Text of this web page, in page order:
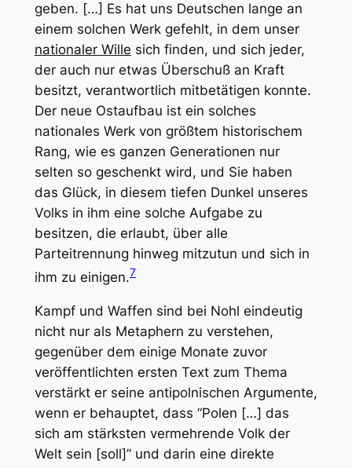
geben. […] Es hat uns Deutschen lange an
einem solchen Werk gefehlt, in dem unser
nationaler Wille sich finden, und sich jeder,
der auch nur etwas Überschuß an Kraft
besitzt, verantwortlich mitbetätigen konnte.
Der neue Ostaufbau ist ein solches
nationales Werk von größtem historischem
Rang, wie es ganzen Generationen nur
selten so geschenkt wird, und Sie haben
das Glück, in diesem tiefen Dunkel unseres
Volks in ihm eine solche Aufgabe zu
besitzen, die erlaubt, über alle
Parteitrennung hinweg mitzutun und sich in
ihm zu einigen.7
Kampf und Waffen sind bei Nohl eindeutig
nicht nur als Metaphern zu verstehen,
gegenüber dem einige Monate zuvor
veröffentlichten ersten Text zum Thema
verstärkt er seine antipolnischen Argumente,
wenn er behauptet, dass “Polen […] das
sich am stärksten vermehrende Volk der
Welt sein [soll]” und darin eine direkte